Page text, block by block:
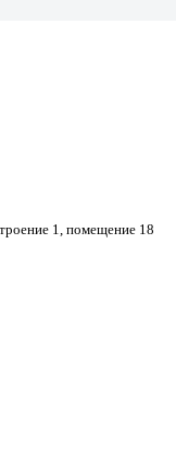
1, помещение 18